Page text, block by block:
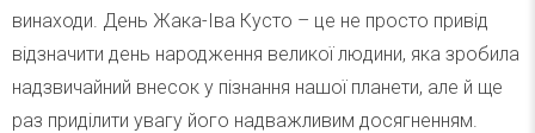
винаходи. День Жака-Іва Кусто – це не просто привід
відзначити день народження великої людини, яка зробила
надзвичайний внесок у пізнання нашої планети, але й ще
раз приділити увагу його надважливим досягненням.